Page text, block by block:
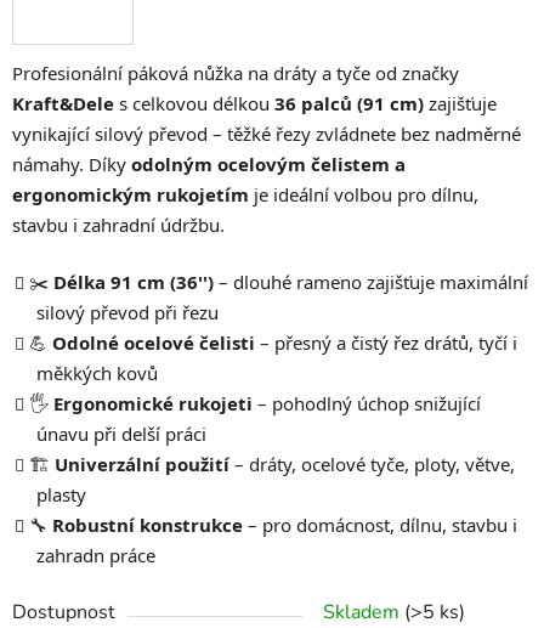
Profesionální páková nůžka na dráty a tyče od značky
Kraft&Dele s celkovou délkou 36 palců (91 cm) zajišťuje
vynikající silový převod – těžké řezy zvládnete bez nadměrné
námahy. Díky odolným ocelovým čelistem a
ergonomickým rukojetím je ideální volbou pro dílnu,
stavbu i zahradní údržbu.
✂️ Délka 91 cm (36'') – dlouhé rameno zajišťuje maximální
silový převod při řezu
💪 Odolné ocelové čelisti – přesný a čistý řez drátů, tyčí i
měkkých kovů
🖐️ Ergonomické rukojeti – pohodlný úchop snižující
únavu při delší práci
🏗️ Univerzální použití – dráty, ocelové tyče, ploty, větve,
plasty
🔧 Robustní konstrukce – pro domácnost, dílnu, stavbu i
zahradn práce
Dostupnost Skladem (>5 ks)